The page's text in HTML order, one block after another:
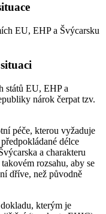
EU, EHP a Švýcarsku
států EU, EHP a
nárok čerpat tzv.
péče, kterou vyžaduje
délce
a charakteru
rozsahu, aby se
dříve, než původně
kterým je